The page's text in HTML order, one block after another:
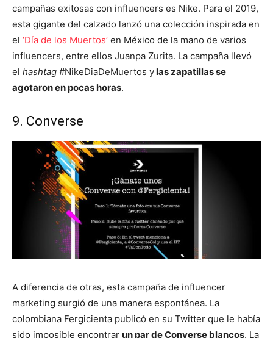
campañas exitosas con influencers es Nike. Para el 2019,
esta gigante del calzado lanzó una colección inspirada en
el ‘Día de los Muertos’ en México de la mano de varios
influencers, entre ellos Juanpa Zurita. La campaña llevó
el hashtag #NikeDiaDeMuertos ylas zapatillas se
agotaron en pocas horas.
9. Converse
A diferencia de otras, esta campaña de influencer
marketing surgió de una manera espontánea. La
colombiana Fergicienta publicó en su Twitter que le había
sido imposible encontrar un par de Converse blancos. La